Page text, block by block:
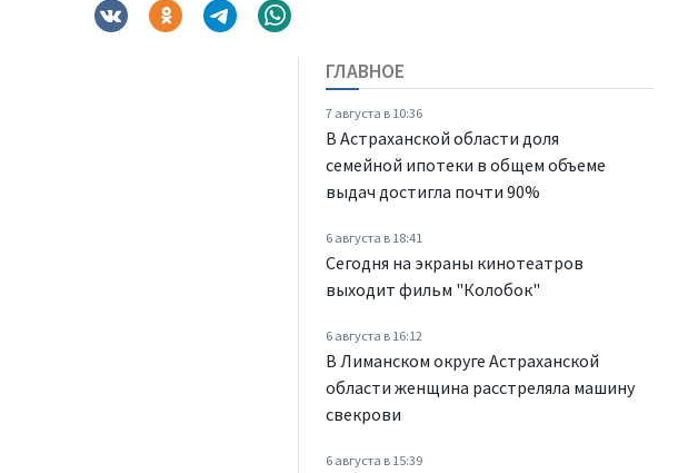
ГЛАВНОЕ
7 августа в 10:36
В Астраханской области доля
семейной ипотеки в общем объеме
выдач достигла почти 90%
6 августа в 18:41
Сегодня на экраны кинотеатров
выходит фильм "Колобок"
6 августа в 16:12
В Лиманском округе Астраханской
области женщина расстреляла машину
свекрови
6 августа в 15:39